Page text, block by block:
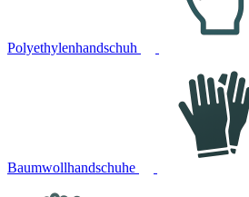
Polyethylenhandschuh
Baumwollhandschuhe